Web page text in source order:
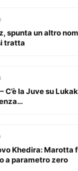
spunta un altro
tratta
C’è la Juve su
Khedira: Marotta
a parametro zero